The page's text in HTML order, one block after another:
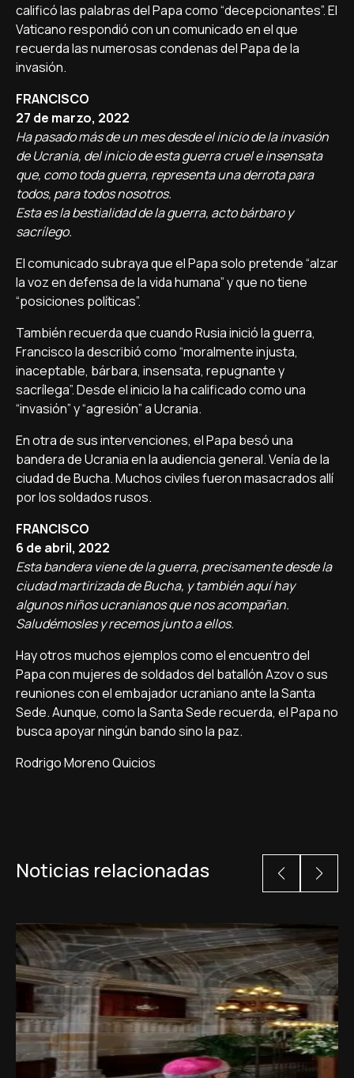
calificó las palabras del Papa como “decepcionantes”. El
Vaticano respondió con un comunicado en el que
recuerda las numerosas condenas del Papa de la
invasión.
FRANCISCO
27 de marzo, 2022
Ha pasado más de un mes desde el inicio de la invasión
de Ucrania, del inicio de esta guerra cruel e insensata
que, como toda guerra, representa una derrota para
todos, para todos nosotros.
Esta es la bestialidad de la guerra, acto bárbaro y
sacrílego.
El comunicado subraya que el Papa solo pretende “alzar
la voz en defensa de la vida humana” y que no tiene
“posiciones políticas”.
También recuerda que cuando Rusia inició la guerra,
Francisco la describió como “moralmente injusta,
inaceptable, bárbara, insensata, repugnante y
sacrílega”. Desde el inicio la ha calificado como una
“invasión” y “agresión” a Ucrania.
En otra de sus intervenciones, el Papa besó una
bandera de Ucrania en la audiencia general. Venía de la
ciudad de Bucha. Muchos civiles fueron masacrados allí
por los soldados rusos.
FRANCISCO
6 de abril, 2022
Esta bandera viene de la guerra, precisamente desde la
ciudad martirizada de Bucha, y también aquí hay
algunos niños ucranianos que nos acompañan.
Saludémosles y recemos junto a ellos.
Hay otros muchos ejemplos como el encuentro del
Papa con mujeres de soldados del batallón Azov o sus
reuniones con el embajador ucraniano ante la Santa
Sede. Aunque, como la Santa Sede recuerda, el Papa no
busca apoyar ningún bando sino la paz.
Rodrigo Moreno Quicios
Noticias relacionadas